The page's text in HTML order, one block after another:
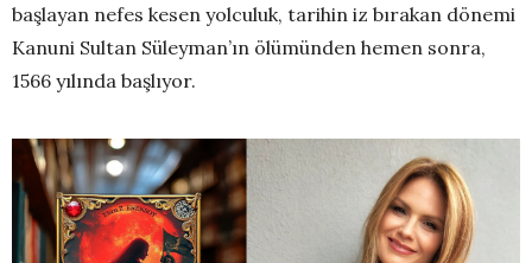
başlayan nefes kesen yolculuk, tarihin iz bırakan dönemi
Kanuni Sultan Süleyman’ın ölümünden hemen sonra,
1566 yılında başlıyor.